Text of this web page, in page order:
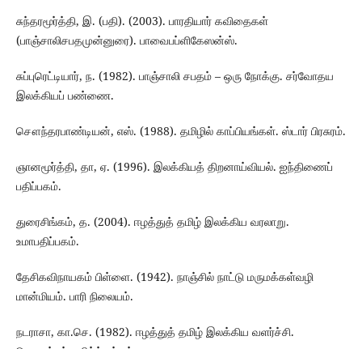
சுந்தரமூர்த்தி, இ. (பதி). (2003). பாரதியார் கவிதைகள்
(பாஞ்சாலிசபதமுன்னுரை). பாவைபப்ளிகேஸன்ஸ்.
சுப்புரெட்டியார், ந. (1982). பாஞ்சாலி சபதம் – ஒரு நோக்கு. சர்வோதய
இலக்கியப் பண்ணை.
சௌந்தரபாண்டியன், எஸ். (1988). தமிழில் காப்பியங்கள். ஸ்டார் பிரசுரம்.
ஞானமூர்த்தி, தா, ஏ. (1996). இலக்கியத் திறனாய்வியல். ஐந்திணைப்
பதிப்பகம்.
துரைசிங்கம், த. (2004). ஈழத்துத் தமிழ் இலக்கிய வரலாறு.
உமாபதிப்பகம்.
தேசிகவிநாயகம் பிள்ளை. (1942). நாஞ்சில் நாட்டு மருமக்கள்வழி
மான்மியம். பாரி நிலையம்.
நடராசா, கா.செ. (1982). ஈழத்துத் தமிழ் இலக்கிய வளர்ச்சி.